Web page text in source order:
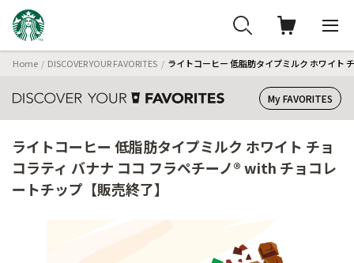
Home DISCOVER YOUR FAVORITES ライトコーヒー 低脂肪タイプミルク ホワイト
My FAVORITES
ライトコーヒー 低脂肪タイプミルク ホワイト チョ
コラティ バナナ ココ フラペチーノ® with チョコレ
ートチップ【販売終了】